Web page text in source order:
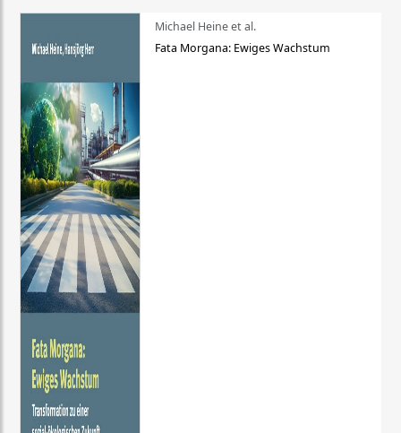
Michael Heine et al.
Fata Morgana: Ewiges Wachstum